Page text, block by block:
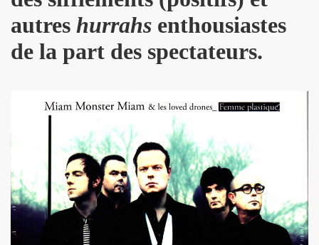
autres hurrahs enthousiastes
de la part des spectateurs.
chanteuse de Superbus) le 25 septembre 2014 au
» de MINISTERE A.M.E.R (Stomy Bugsy et Passi)
dans le Sud de de la France, dans les Vosges (juin et
(2014) de BRIAN SETZER : chronique
: chronique detaillee.
: chronique detaillee.
+ album "THE FABULOUS ROCK N ROLL